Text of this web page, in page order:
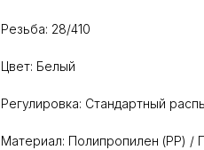
Резьба: 28/410
Цвет: Белый
Регулировка: Стандартный
Материал: Полипропилен (PP) /